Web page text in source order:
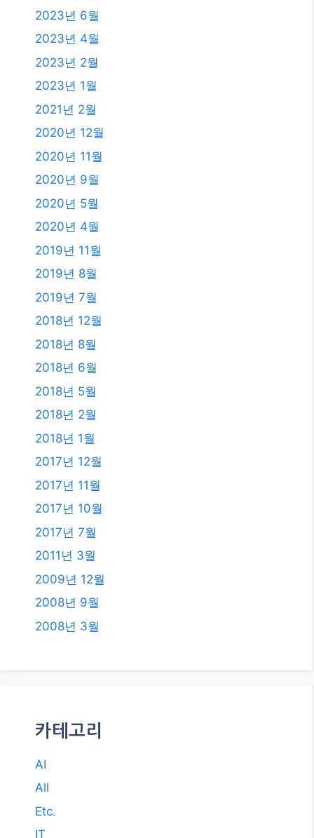
2023년 6월
2023년 4월
2023년 2월
2023년 1월
2021년 2월
2020년 12월
2020년 11월
2020년 9월
2020년 5월
2020년 4월
2019년 11월
2019년 8월
2019년 7월
2018년 12월
2018년 8월
2018년 6월
2018년 5월
2018년 2월
2018년 1월
2017년 12월
2017년 11월
2017년 10월
2017년 7월
2011년 3월
2009년 12월
2008년 9월
2008년 3월
카테고리
AI
All
Etc.
IT